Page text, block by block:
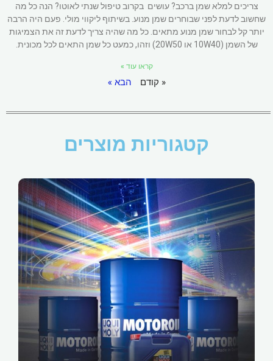
b
o
o
k
tt
er
ar
e
צריכים למלא שמן ברכב? עושים בקרוב טיפול שנתי לאוטו? הנה כל מה
שחשוב לדעת לפני שבוחרים שמן מנוע. בשיתוף ליקווי מולי. פעם היה הרבה
יותר קל לבחור שמן מנוע מתאים. כל מה שהיה צריך לדעת זה את הצמיגות
של השמן (10W40 או 20W50) וזהו, כמעט כל שמן התאים לכל מכונית.
קראו עוד »
« קודם הבא »
קטגוריות מוצרים